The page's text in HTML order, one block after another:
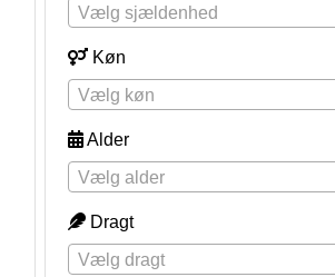
Vælg sjældenhed
Køn
Vælg køn
Alder
Vælg alder
Dragt
Vælg dragt